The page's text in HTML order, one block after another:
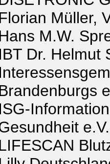
Müller,
M.W.
IBT Dr. Helmut
ISG-
e.V.